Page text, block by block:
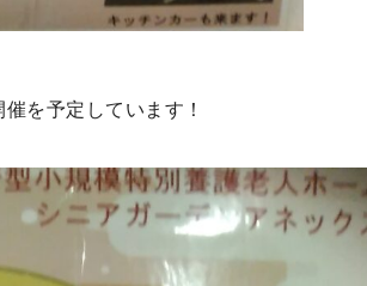
を予定しています！